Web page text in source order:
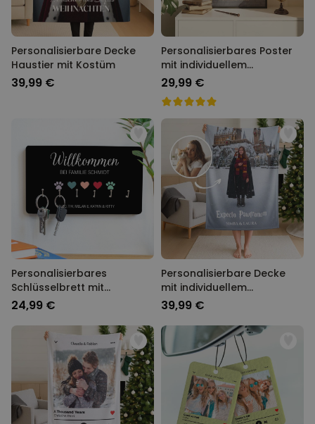
Personalisierbare Decke
Haustier mit Kostüm
39,99 €
Personalisierbares Poster
mit individuellem
Zauberdesign
29,99 €
Personalisierbares
Schlüsselbrett mit
Symbolen und Namen
24,99 €
Personalisierbare Decke
mit individuellem
Zauberdesign
39,99 €